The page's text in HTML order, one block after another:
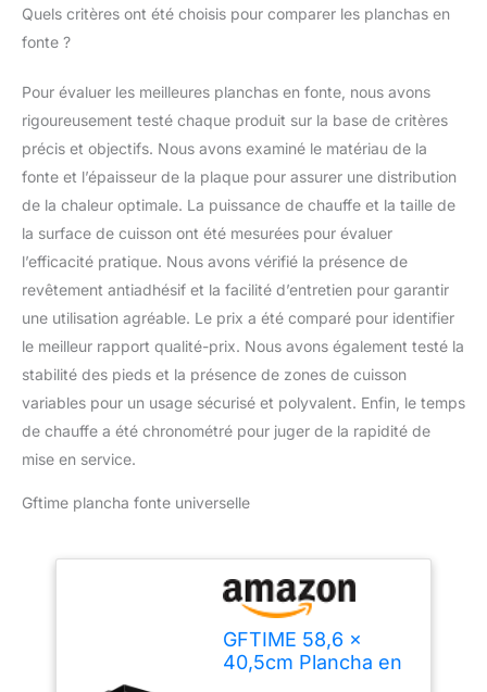
Quels critères ont été choisis pour comparer les planchas en
fonte ?
Pour évaluer les meilleures planchas en fonte, nous avons
rigoureusement testé chaque produit sur la base de critères
précis et objectifs. Nous avons examiné le matériau de la
fonte et l’épaisseur de la plaque pour assurer une distribution
de la chaleur optimale. La puissance de chauffe et la taille de
la surface de cuisson ont été mesurées pour évaluer
l’efficacité pratique. Nous avons vérifié la présence de
revêtement antiadhésif et la facilité d’entretien pour garantir
une utilisation agréable. Le prix a été comparé pour identifier
le meilleur rapport qualité-prix. Nous avons également testé la
stabilité des pieds et la présence de zones de cuisson
variables pour un usage sécurisé et polyvalent. Enfin, le temps
de chauffe a été chronométré pour juger de la rapidité de
mise en service.
Gftime plancha fonte universelle
GFTIME 58,6 x
40,5cm Plancha en